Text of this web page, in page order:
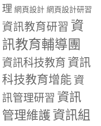
理 網頁設計 網頁設計研習
資訊教育研習 資
訊教育輔導團
資訊科技教育 資訊
科技教育增能 資
訊管理研習 資訊
管理維護 資訊組